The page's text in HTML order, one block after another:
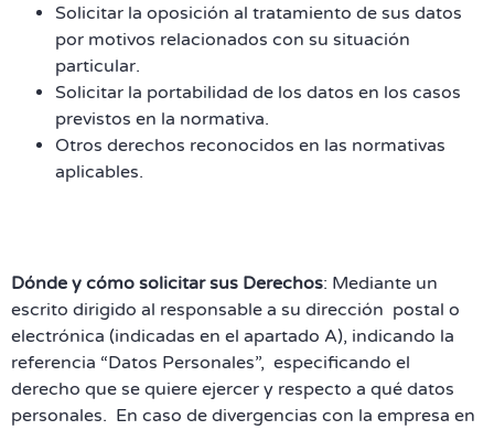
Solicitar la oposición al tratamiento de sus datos
por motivos relacionados con su situación
particular.
Solicitar la portabilidad de los datos en los casos
previstos en la normativa.
Otros derechos reconocidos en las normativas
aplicables.
Dónde y cómo solicitar sus Derechos: Mediante un
escrito dirigido al responsable a su dirección postal o
electrónica (indicadas en el apartado A), indicando la
referencia “Datos Personales”, especificando el
derecho que se quiere ejercer y respecto a qué datos
personales. En caso de divergencias con la empresa en